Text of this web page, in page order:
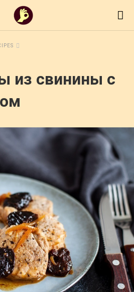
из свинины с